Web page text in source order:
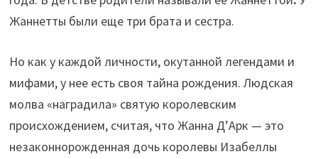
Жаннетты были еще три брата и сестра.
Но как у каждой личности, окутанной легендами и
мифами, у нее есть своя тайна рождения. Людская
молва «наградила» святую королевским
происхождением, считая, что Жанна Д’Арк — это
незаконнорожденная дочь королевы Изабеллы